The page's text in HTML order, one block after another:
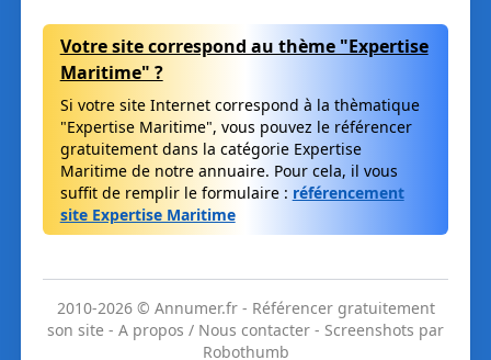
Votre site correspond au thème "Expertise
Maritime" ?
Si votre site Internet correspond à la thèmatique
"Expertise Maritime", vous pouvez le référencer
gratuitement dans la catégorie Expertise
Maritime de notre annuaire. Pour cela, il vous
suffit de remplir le formulaire : référencement
site Expertise Maritime
2010-2026© Annumer.fr- Référencer gratuitement
son site - A propos / Nous contacter - Screenshots par
Robothumb